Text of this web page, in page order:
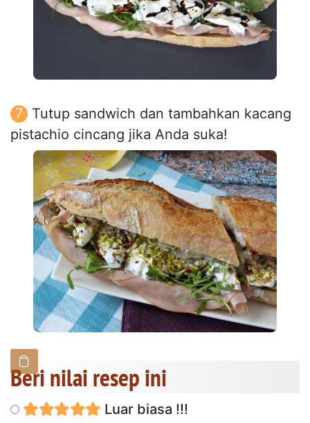
Tutup sandwich dan tambahkan kacang
pistachio cincang jika Anda suka!
Beri nilai resep ini
Luar biasa !!!